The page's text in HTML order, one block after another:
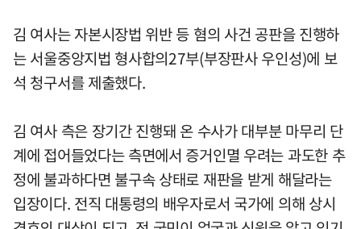
김 여사는 자본시장법 위반 등 혐의 사건 공판을 진행하
는 서울중앙지법 형사합의27부(부장판사 우인성)에 보
석 청구서를 제출했다.
김 여사 측은 장기간 진행돼 온 수사가 대부분 마무리 단
계에 접어들었다는 측면에서 증거인멸 우려는 과도한 추
정에 불과하다면 불구속 상태로 재판을 받게 해달라는
입장이다. 전직 대통령의 배우자로서 국가에 의해 상시